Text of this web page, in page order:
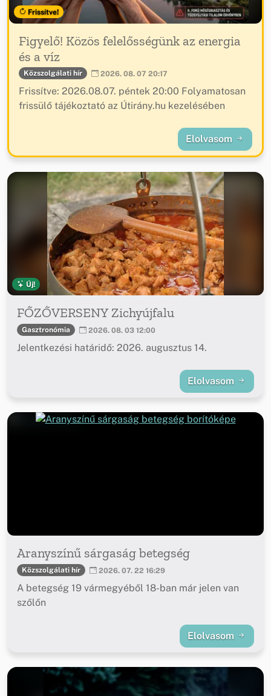
Frissítve!
Figyelő! Közös felelősségünk az energia
és a víz
Közszolgálati hír 2026. 08. 07 20:17
Frissítve: 2026.08.07. péntek 20:00 Folyamatosan
frissülő tájékoztató az Útirány.hu kezelésében
Elolvasom
Új!
FŐZŐVERSENY Zichyújfalu
Gasztronómia 2026. 08. 03 12:00
Jelentkezési határidő: 2026. augusztus 14.
Elolvasom
Aranyszínű sárgaság betegség
Közszolgálati hír 2026. 07. 22 16:29
A betegség 19 vármegyéből 18-ban már jelen van
szőlőn
Elolvasom